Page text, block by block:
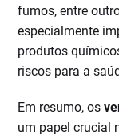
fumos, entre
especialmente
produtos
riscos para a
Em resumo, os
um papel crucial